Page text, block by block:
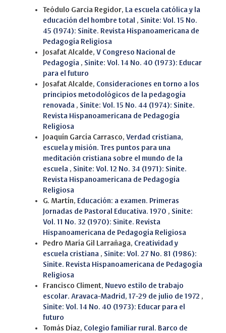
Teódulo Garcia Regidor, La escuela católica y la
educación del hombre total , Sinite: Vol. 15 No.
45 (1974): Sinite. Revista Hispanoamericana de
Pedagogía Religiosa
Josafat Alcalde, V Congreso Nacional de
Pedagogía , Sinite: Vol. 14 No. 40 (1973): Educar
para el futuro
Josafat Alcalde, Consideraciones en torno a los
principios metodológicos de la pedagogía
renovada , Sinite: Vol. 15 No. 44 (1974): Sinite.
Revista Hispanoamericana de Pedagogía
Religiosa
Joaquín García Carrasco, Verdad cristiana,
escuela y misión. Tres puntos para una
meditación cristiana sobre el mundo de la
escuela , Sinite: Vol. 12 No. 34 (1971): Sinite.
Revista Hispanoamericana de Pedagogía
Religiosa
G. Martín, Educación: a examen. Primeras
Jornadas de Pastoral Educativa. 1970 , Sinite:
Vol. 11 No. 32 (1970): Sinite. Revista
Hispanoamericana de Pedagogía Religiosa
Pedro María Gil Larrañaga, Creatividad y
escuela cristiana , Sinite: Vol. 27 No. 81 (1986):
Sinite. Revista Hispanoamericana de Pedagogía
Religiosa
Francisco Climent, Nuevo estilo de trabajo
escolar. Aravaca-Madrid, 17-29 de julio de 1972 ,
Sinite: Vol. 14 No. 40 (1973): Educar para el
futuro
Tomás Díaz, Colegio familiar rural. Barco de